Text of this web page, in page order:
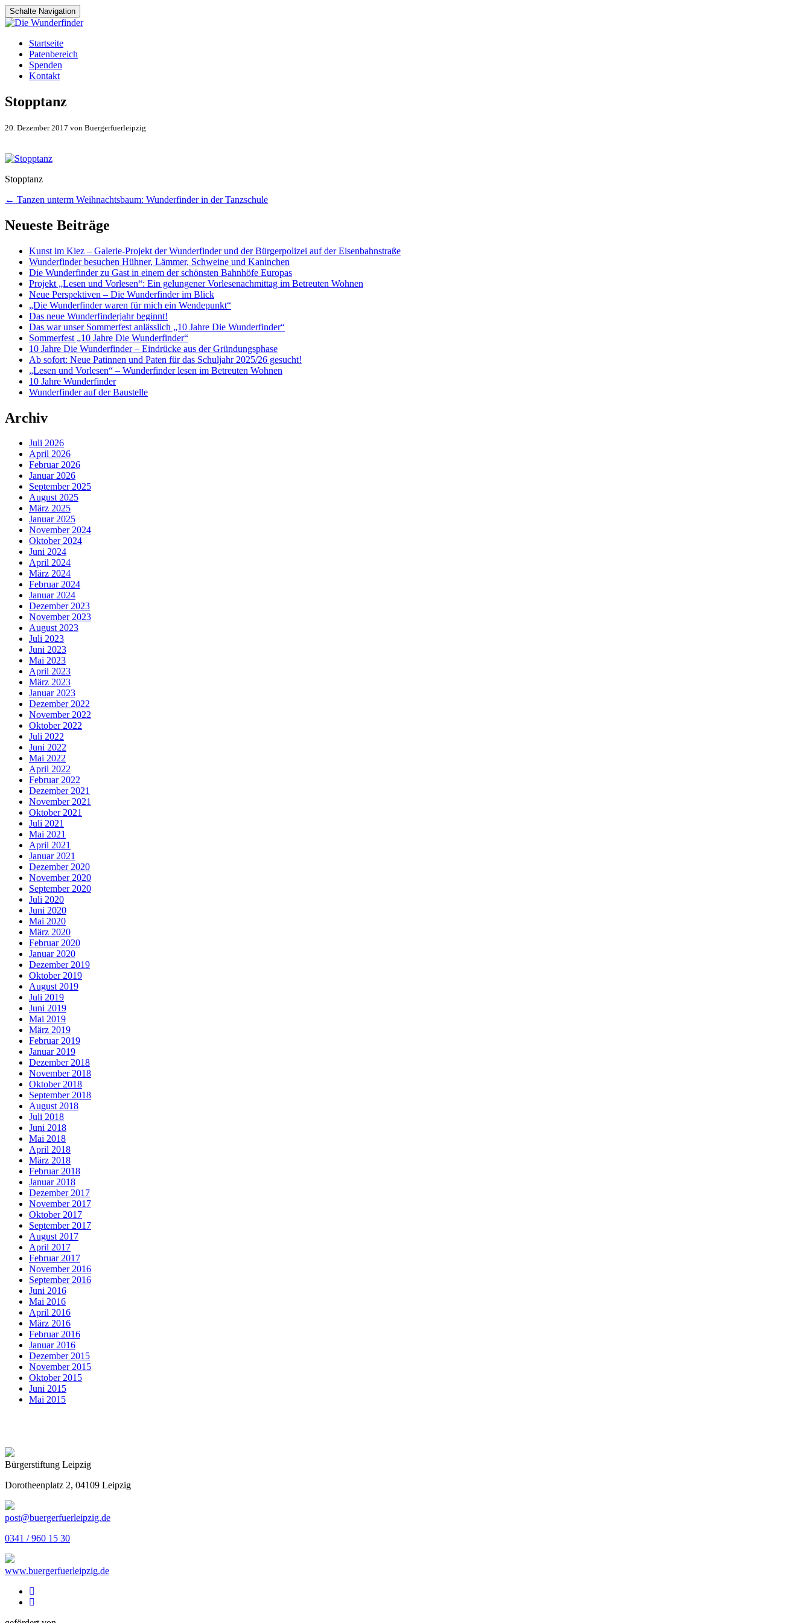
Schalte Navigation
Zum
Inhalt
springen
Startseite
Patenbereich
Spenden
Kontakt
Stopptanz
20. Dezember 2017 von Buergerfuerleipzig
Stopptanz
Artikel-
Navigation
← Tanzen unterm Weihnachtsbaum: Wunderfinder in der Tanzschule
Neueste Beiträge
Kunst im Kiez – Galerie-Projekt der Wunderfinder und der Bürgerpolizei auf der Eisenbahnstraße
Wunderfinder besuchen Hühner, Lämmer, Schweine und Kaninchen
Die Wunderfinder zu Gast in einem der schönsten Bahnhöfe Europas
Projekt „Lesen und Vorlesen“: Ein gelungener Vorlesenachmittag im Betreuten Wohnen
Neue Perspektiven – Die Wunderfinder im Blick
„Die Wunderfinder waren für mich ein Wendepunkt“
Das neue Wunderfinderjahr beginnt!
Das war unser Sommerfest anlässlich „10 Jahre Die Wunderfinder“
Sommerfest „10 Jahre Die Wunderfinder“
10 Jahre Die Wunderfinder – Eindrücke aus der Gründungsphase
Ab sofort: Neue Patinnen und Paten für das Schuljahr 2025/26 gesucht!
„Lesen und Vorlesen“ – Wunderfinder lesen im Betreuten Wohnen
10 Jahre Wunderfinder
Wunderfinder auf der Baustelle
Archiv
Juli 2026
April 2026
Februar 2026
Januar 2026
September 2025
August 2025
März 2025
Januar 2025
November 2024
Oktober 2024
Juni 2024
April 2024
März 2024
Februar 2024
Januar 2024
Dezember 2023
November 2023
August 2023
Juli 2023
Juni 2023
Mai 2023
April 2023
März 2023
Januar 2023
Dezember 2022
November 2022
Oktober 2022
Juli 2022
Juni 2022
Mai 2022
April 2022
Februar 2022
Dezember 2021
November 2021
Oktober 2021
Juli 2021
Mai 2021
April 2021
Januar 2021
Dezember 2020
November 2020
September 2020
Juli 2020
Juni 2020
Mai 2020
März 2020
Februar 2020
Januar 2020
Dezember 2019
Oktober 2019
August 2019
Juli 2019
Juni 2019
Mai 2019
März 2019
Februar 2019
Januar 2019
Dezember 2018
November 2018
Oktober 2018
September 2018
August 2018
Juli 2018
Juni 2018
Mai 2018
April 2018
März 2018
Februar 2018
Januar 2018
Dezember 2017
November 2017
Oktober 2017
September 2017
August 2017
April 2017
Februar 2017
November 2016
September 2016
Juni 2016
Mai 2016
April 2016
März 2016
Februar 2016
Januar 2016
Dezember 2015
November 2015
Oktober 2015
Juni 2015
Mai 2015
Bürgerstiftung Leipzig
Dorotheenplatz 2, 04109 Leipzig
post@buergerfuerleipzig.de
0341 / 960 15 30
www.buergerfuerleipzig.de